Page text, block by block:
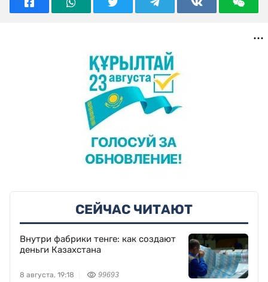
СЕЙЧАС ЧИТАЮТ
Внутри фабрики тенге: как создают
деньги Казахстана
8 августа, 19:18 99693